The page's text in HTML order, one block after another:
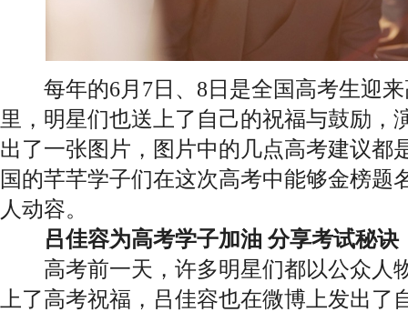
每年的6月7日、8日是全国高考生迎来
里，明星们也送上了自己的祝福与鼓励，
出了一张图片，图片中的几点高考建议都
国的芊芊学子们在这次高考中能够金榜题
人动容。
吕佳容为高考学子加油 分享考试秘诀
高考前一天，许多明星们都以公众人
上了高考祝福，吕佳容也在微博上发出了